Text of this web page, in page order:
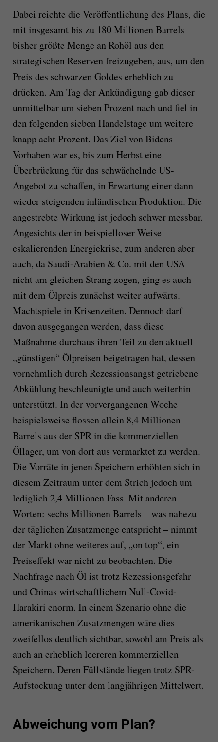
Dabei reichte die Veröffentlichung des Plans, die
mit insgesamt bis zu 180 Millionen Barrels
bisher größte Menge an Rohöl aus den
strategischen Reserven freizugeben, aus, um den
Preis des schwarzen Goldes erheblich zu
drücken. Am Tag der Ankündigung gab dieser
unmittelbar um sieben Prozent nach und fiel in
den folgenden sieben Handelstage um weitere
knapp acht Prozent. Das Ziel von Bidens
Vorhaben war es, bis zum Herbst eine
Überbrückung für das schwächelnde US-
Angebot zu schaffen, in Erwartung einer dann
wieder steigenden inländischen Produktion. Die
angestrebte Wirkung ist jedoch schwer messbar.
Angesichts der in beispielloser Weise
eskalierenden Energiekrise, zum anderen aber
auch, da Saudi-Arabien & Co. mit den USA
nicht am gleichen Strang zogen, ging es auch
mit dem Ölpreis zunächst weiter aufwärts.
Machtspiele in Krisenzeiten. Dennoch darf
davon ausgegangen werden, dass diese
Maßnahme durchaus ihren Teil zu den aktuell
„günstigen“ Ölpreisen beigetragen hat, dessen
vornehmlich durch Rezessionsangst getriebene
Abkühlung beschleunigte und auch weiterhin
unterstützt. In der vorvergangenen Woche
beispielsweise flossen allein 8,4 Millionen
Barrels aus der SPR in die kommerziellen
Öllager, um von dort aus vermarktet zu werden.
Die Vorräte in jenen Speichern erhöhten sich in
diesem Zeitraum unter dem Strich jedoch um
lediglich 2,4 Millionen Fass. Mit anderen
Worten: sechs Millionen Barrels – was nahezu
der täglichen Zusatzmenge entspricht – nimmt
der Markt ohne weiteres auf, „on top“, ein
Preiseffekt war nicht zu beobachten. Die
Nachfrage nach Öl ist trotz Rezessionsgefahr
und Chinas wirtschaftlichem Null-Covid-
Harakiri enorm. In einem Szenario ohne die
amerikanischen Zusatzmengen wäre dies
zweifellos deutlich sichtbar, sowohl am Preis als
auch an erheblich leereren kommerziellen
Speichern. Deren Füllstände liegen trotz SPR-
Aufstockung unter dem langjährigen Mittelwert.
Abweichung vom Plan?